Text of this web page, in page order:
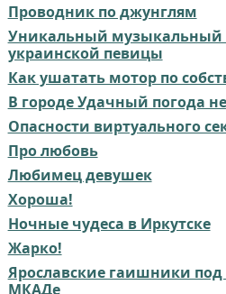
Проводник по джунглям
Уникальный музыкальный
украинской певицы
Как ушатать мотор по
В городе Удачный погода
Опасности виртуального
Про любовь
Любимец девушек
Хороша!
Ночные чудеса в Иркутске
Жарко!
Ярославские гаишники
МКАДе